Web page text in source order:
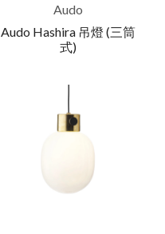
Audo
Audo Hashira 吊燈 (三筒
式)